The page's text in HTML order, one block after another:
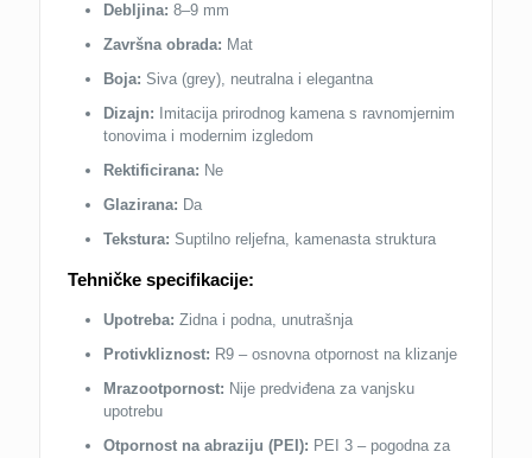
Debljina: 8–9 mm
Završna obrada: Mat
Boja: Siva (grey), neutralna i elegantna
Dizajn: Imitacija prirodnog kamena s ravnomjernim
tonovima i modernim izgledom
Rektificirana: Ne
Glazirana: Da
Tekstura: Suptilno reljefna, kamenasta struktura
Tehničke specifikacije:
Upotreba: Zidna i podna, unutrašnja
Protivkliznost: R9 – osnovna otpornost na klizanje
Mrazootpornost: Nije predviđena za vanjsku
upotrebu
Otpornost na abraziju (PEI): PEI 3 – pogodna za